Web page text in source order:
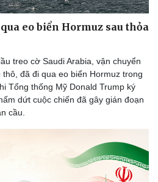
Đời sống
Nhà đẹp
eo biển Hormuz sau thỏa
treo cờ Saudi Arabia, vận chuyển
đã đi qua eo biển Hormuz trong
Tổng thống Mỹ Donald Trump ký
dứt cuộc chiến đã gây gián đoạn
cầu.